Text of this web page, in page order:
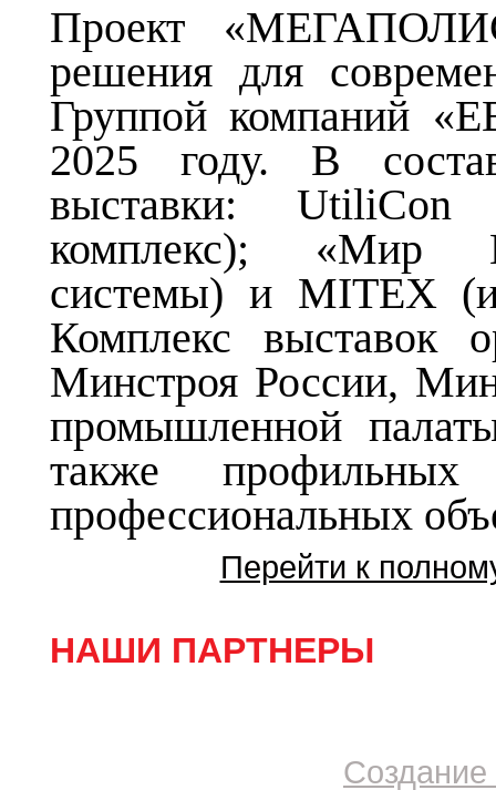
Проект
решения для
Группой компаний
2025 году. В
выставки:
комплекс); «Мир
системы) и MITEX
Комплекс выставок
Минстроя России,
промышленной
также
профессиональных
Перейти к
НАШИ ПАРТНЕРЫ
Создание